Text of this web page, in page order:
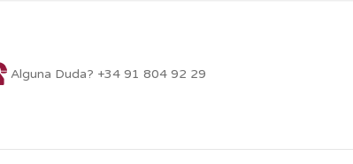
Alguna Duda? +34 91 804 92 29